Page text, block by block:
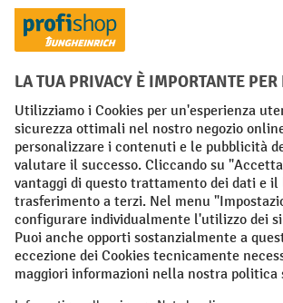
Facebook
YouTube
LinkedInInstagram
Condizioni Generali di Vendita
Dichiarazione di protezione dei dati
Impostazioni sulla privacy
All prices excl. VAT plusshipping costsand
if not stated otherwise.
¹ Lo sconto è valido fino a esaurimento scorte. Lo